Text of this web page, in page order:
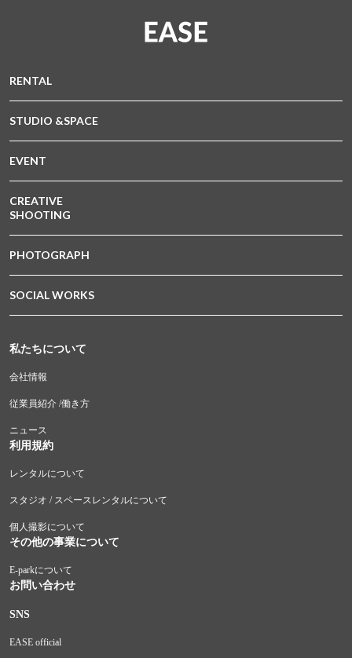
RENTAL
STUDIO &SPACE
EVENT
CREATIVE
SHOOTING
PHOTOGRAPH
SOCIAL WORKS
私たちについて
会社情報
従業員紹介 /働き方
ニュース
利用規約
レンタルについて
スタジオ / スペースレンタルについて
個人撮影について
その他の事業について
E-parkについて
お問い合わせ
SNS
EASE official